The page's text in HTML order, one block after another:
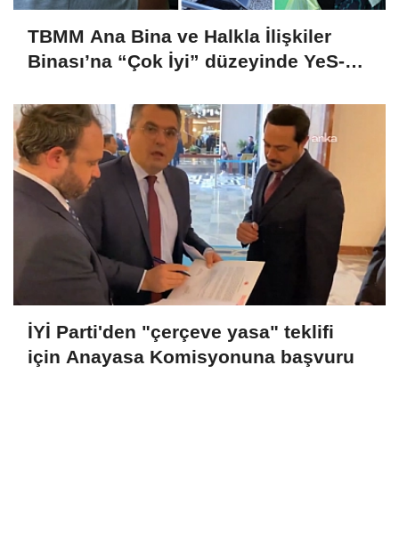
TBMM Ana Bina ve Halkla İlişkiler
Binası’na “Çok İyi” düzeyinde YeS-TR
İYİ Parti'den "çerçeve yasa" teklifi
için Anayasa Komisyonuna başvuru